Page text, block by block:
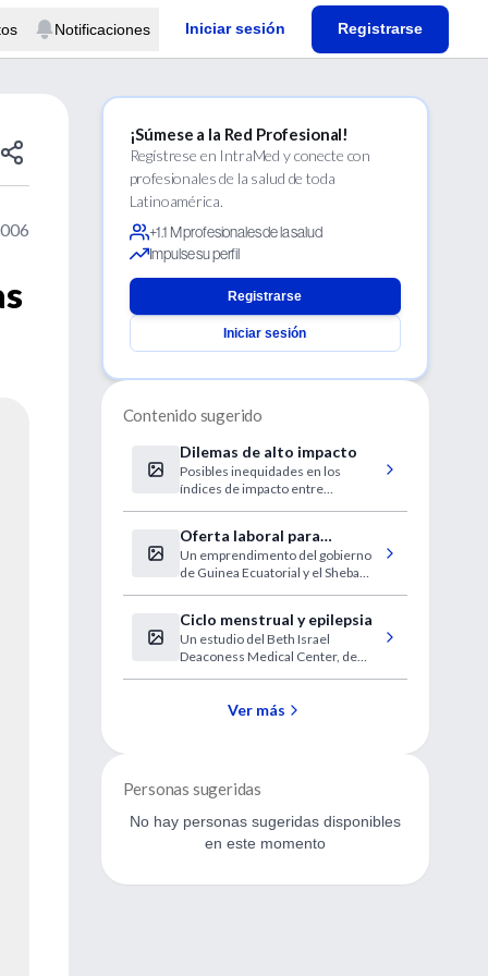
Notificaciones Iniciar sesión Registrarse
¡Súmese a la Red Profesional!
Regístrese en IntraMed y conecte con
profesionales de la salud de toda
Latinoamérica.
+1.1 M profesionales de la salud
Impulse su perfil
Registrarse
Iniciar sesión
Contenido sugerido
Dilemas de alto impacto
Posibles inequidades en los
índices de impacto entre
Oferta laboral para
trabajar en Guinea
Ecuatorial.
Un emprendimento del gobierno
de Guinea Ecuatorial y el Sheba
Ciclo menstrual y epilepsia
Un estudio del Beth Israel
Deaconess Medical Center, de
parecen influir sobre la frecuencia
Ver más
Personas sugeridas
No hay personas sugeridas disponibles
en este momento